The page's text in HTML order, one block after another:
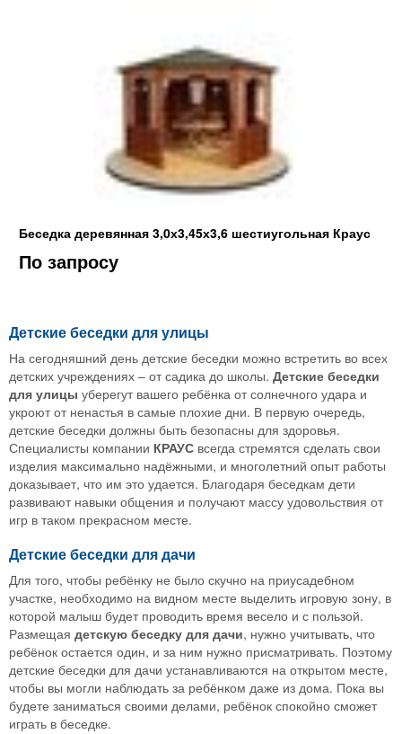
Беседка деревянная 3,0х3,45х3,6 шестиугольная Краус
По запросу
Детские беседки для улицы
На сегодняшний день детские беседки можно встретить во всех
детских учреждениях – от садика до школы. Детские беседки
для улицы уберегут вашего ребёнка от солнечного удара и
укроют от ненастья в самые плохие дни. В первую очередь,
детские беседки должны быть безопасны для здоровья.
Специалисты компании КРАУС всегда стремятся сделать свои
изделия максимально надёжными, и многолетний опыт работы
доказывает, что им это удается. Благодаря беседкам дети
развивают навыки общения и получают массу удовольствия от
игр в таком прекрасном месте.
Детские беседки для дачи
Для того, чтобы ребёнку не было скучно на приусадебном
участке, необходимо на видном месте выделить игровую зону, в
которой малыш будет проводить время весело и с пользой.
Размещая детскую беседку для дачи, нужно учитывать, что
ребёнок остается один, и за ним нужно присматривать. Поэтому
детские беседки для дачи устанавливаются на открытом месте,
чтобы вы могли наблюдать за ребёнком даже из дома. Пока вы
будете заниматься своими делами, ребёнок спокойно сможет
играть в беседке.